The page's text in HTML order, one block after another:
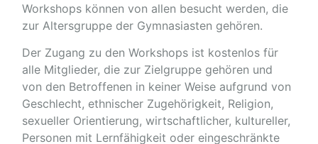
Workshops können von allen besucht werden, die
zur Altersgruppe der Gymnasiasten gehören.
Der Zugang zu den Workshops ist kostenlos für
alle Mitglieder, die zur Zielgruppe gehören und
von den Betroffenen in keiner Weise aufgrund von
Geschlecht, ethnischer Zugehörigkeit, Religion,
sexueller Orientierung, wirtschaftlicher, kultureller,
Personen mit Lernfähigkeit oder eingeschränkte